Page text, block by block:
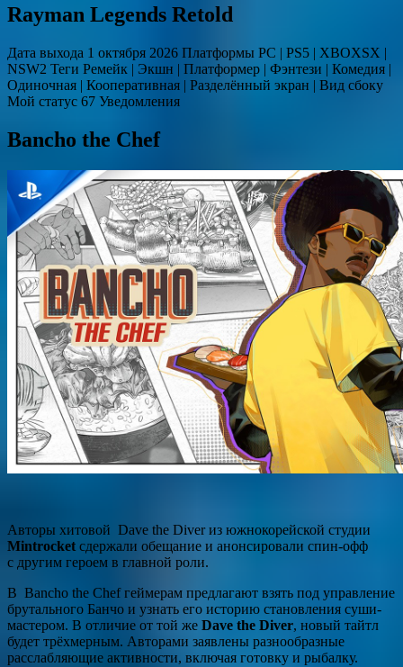
Rayman Legends Retold
Дата выхода 1 октября 2026 Платформы PC | PS5 | XBOXSX |
NSW2 Теги Ремейк | Экшн | Платформер | Фэнтези | Комедия |
Одиночная | Кооперативная | Разделённый экран | Вид сбоку
Мой статус 67 Уведомления
Bancho the Chef
Авторы хитовой Dave the Diver из южнокорейской студии
Mintrocket сдержали обещание и анонсировали спин-офф
с другим героем в главной роли.
В Bancho the Chef геймерам предлагают взять под управление
брутального Банчо и узнать его историю становления суши-
мастером. В отличие от той же Dave the Diver, новый тайтл
будет трёхмерным. Авторами заявлены разнообразные
расслабляющие активности, включая готовку и рыбалку.